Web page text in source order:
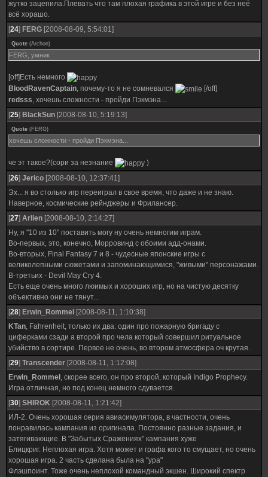
жутко зацепила.Плевать что там плохая графика в этой игре и без неё
всё хорашо.
[24] FERG [2008-08-09, 5:54:01]
Quote (Archon)
FERG, умник
[off]Есть немного
BloodRavenCaptain, почему-то я не сомневался
[/off]
redsss , хочешь сложности - пройди Пэкмэна...
[25] BlackSun [2008-08-10, 5:19:13]
Quote (FERG)
хочешь сложности - пройди Пэкмэна...
че эт такое?(сори за незнание
)
[26] Jerico [2008-08-10, 12:37:41]
Эх... я во столько игр переиграл в свое время, что даже и не знаю.
Наверное, космические рейнджеры и Фрилансер.
[27] Arlien [2008-08-10, 2:14:27]
Ну, я "10 из 10" поставить могу ну очень немногим играм.
Во-первых, это, конечно, Морровинд с обоими адд-онами.
Во-вторых, Final Fantasy 7 и 8 - чудесные японские игры с
великолепными сюжетами и запоминающимися, "живыми" персонажами.
В-третьих - Devil May Cry 4.
Есть еще очень много люимых и хороших игр, но на чистую десятку
объективно они не тянут...
[28] Erwin_Rommel [2008-08-11, 1:10:38]
KTan, Fahrenheit, только их два: один про пожарную бригаду с
циферками сзади а второй про чела который совершил ритуальное
убийство в сортире. Первое не очень, во втором атмосфера оч крутая.
[29] Transcender [2008-08-11, 1:12:08]
Erwin_Rommel , скорее всего, он про второй, который Indigo Prophecy.
Игра отличная, но под конец немного сдувается.
[30] SHIROK [2008-08-11, 1:21:42]
ИЛ-2. Очень хорошая серия авиасимулятора, в частности, очень
понравилась кампания из оригинала. Постоянно разные задания, и
затягивающие. В "Забытых Сражениях" кампания хуже
Блицкриг. Неплохая игра. Хотя может и графа кого то смущает, но очень
хорошая игра. 2 часть сделана была на "ура"
Флэшпоинт. Тоже очень неплохой командный экшен. Широкий спектр